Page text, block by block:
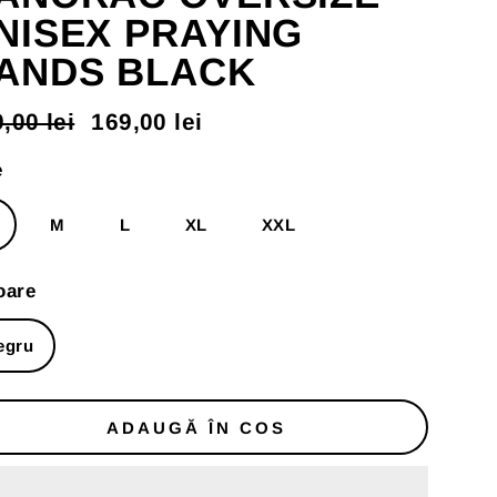
PRAYING
BLACK
lei 169,00 lei
M L XL XXL
ADAUGĂ ÎN COS